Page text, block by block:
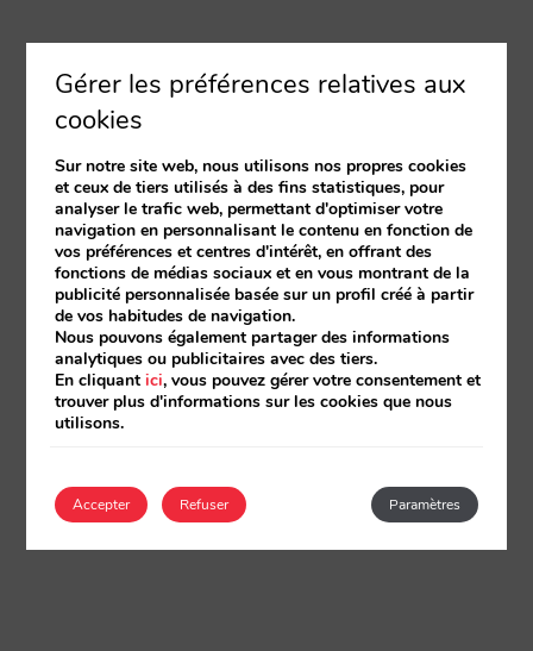
Gérer les préférences relatives aux
cookies
Sur notre site web, nous utilisons nos propres cookies
et ceux de tiers utilisés à des fins statistiques, pour
analyser le trafic web, permettant d'optimiser votre
navigation en personnalisant le contenu en fonction de
vos préférences et centres d'intérêt, en offrant des
fonctions de médias sociaux et en vous montrant de la
publicité personnalisée basée sur un profil créé à partir
de vos habitudes de navigation.
Nous pouvons également partager des informations
analytiques ou publicitaires avec des tiers.
En cliquantici, vous pouvez gérer votre consentement et
trouver plus d'informations sur les cookies que nous
utilisons.
Accepter Paramètres
Refuser